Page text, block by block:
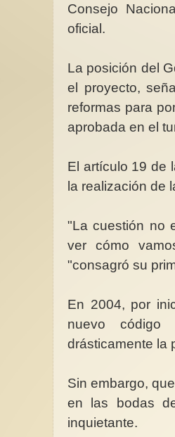
Consejo
oficial.
La posición del
el proyecto,
reformas para
aprobada en el
El artículo 19 de
la realización de
"La cuestión no
ver cómo
"consagró su
En 2004, por
nuevo código
drásticamente la
Sin embargo,
en las bodas
inquietante.